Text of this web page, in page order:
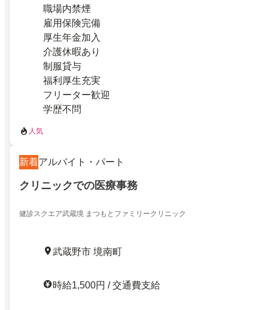
職場内禁煙
雇用保険完備
厚生年金加入
介護休暇あり
制服貸与
福利厚生充実
フリーター歓迎
学歴不問
人気
新着アルバイト・パート
クリニックでの医療事務
健診スクエア武蔵境 まつもとファミリークリニック
武蔵野市 境南町
時給1,500円 / 交通費支給